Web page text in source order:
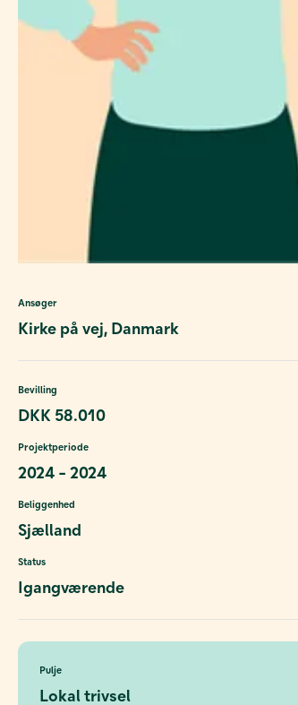
Ansøger
Kirke på vej, Danmark
Bevilling
DKK 58.010
Projektperiode
2024 - 2024
Beliggenhed
Sjælland
Status
Igangværende
Pulje
Lokal trivsel